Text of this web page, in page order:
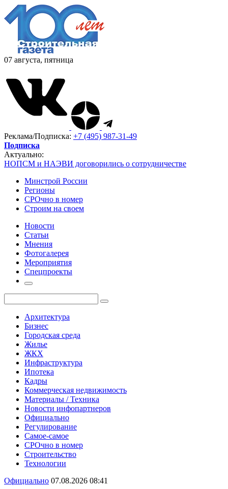
07 августа, пятница
Реклама/Подписка: +7 (495) 987-31-49
Подписка
Актуально:
НОПСМ и НАЭВИ договорились о сотрудничестве
Минстрой России
Регионы
СРОчно в номер
Строим на своем
Новости
Статьи
Мнения
Фотогалерея
Мероприятия
Спецпроекты
Архитектура
Бизнес
Городская среда
Жилье
ЖКХ
Инфраструктура
Ипотека
Кадры
Коммерческая недвижимость
Материалы / Техника
Новости инфопартнеров
Официально
Регулирование
Самое-самое
СРОчно в номер
Строительство
Технологии
Официально 07.08.2026 08:41